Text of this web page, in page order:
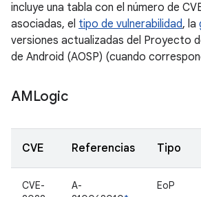
incluye una tabla con el número de
asociadas, el tipo de vulnerabilidad, la
versiones actualizadas del Proyecto
de Android (AOSP) (cuando
AMLogic
CVE Referencias Tipo
CVE-
A-
EoP